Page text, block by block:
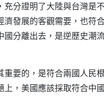
分證明了大陸與台灣是
發展的客觀需要，也符
分離出去，是逆歷史潮
要的，是符合兩國人民
，美國應該採取符合中